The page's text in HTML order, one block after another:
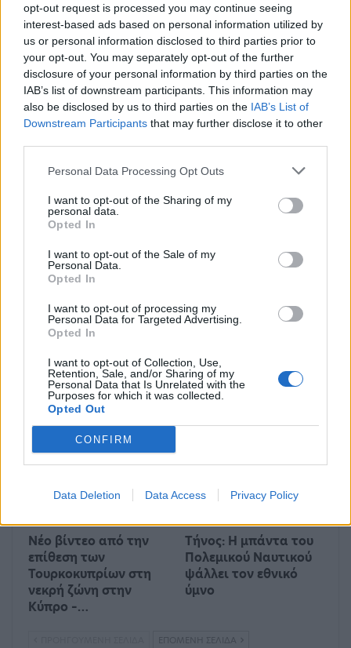
opt-out request is processed you may continue seeing
interest-based ads based on personal information utilized by
us or personal information disclosed to third parties prior to
your opt-out. You may separately opt-out of the further
disclosure of your personal information by third parties on the
IAB’s list of downstream participants. This information may
also be disclosed by us to third parties on the IAB’s List of
Downstream Participants that may further disclose it to other
Personal Data Processing Opt Outs
I want to opt-out of the Sharing of my
personal data.
Opted In
I want to opt-out of the Sale of my
Personal Data.
Opted In
I want to opt-out of processing my
Personal Data for Targeted Advertising.
Opted In
I want to opt-out of Collection, Use,
Retention, Sale, and/or Sharing of my
Personal Data that Is Unrelated with the
Purposes for which it was collected.
Opted Out
CONFIRM
Data Deletion Data Access Privacy Policy
ΠΡΟΗΓΟΎΜΕΝΟ ΆΡΘΡΟ
Σοϊγκού: Το ΝΑΤΟ μας
απειλεί με συλλογικές
αμυντικές ομάδες
πλήρους κλίμακας στα
σύνορά μας
ΕΠΌΜΕΝΟ ΆΡΘΡΟ
Μαρία Κατσανδρή:
Αποπειράθηκαν να με
βιάσουν στα 19 μου
(Βίντεο)
Μπορεί επίσης να σε ενδιαφέρει
HISTORY & CULTURE
Το νέο Θέατρο του
Λυκαβηττού
«αποκαλύπτεται»
Ινδία γράφει ιστορία-
Πρώτη επιτυχημένη
προσεδάφιση στον
νότιο πόλο…
Νέο βίντεο από την
επίθεση των
Τουρκοκυπρίων στη
νεκρή ζώνη στην
Κύπρο –…
Τήνος: Η μπάντα του
Πολεμικού Ναυτικού
ψάλλει τον εθνικό
ύμνο
ΕΠΌΜΕΝΗ ΣΕΛΊΔΑ